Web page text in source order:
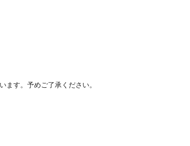
す。予めご了承ください。